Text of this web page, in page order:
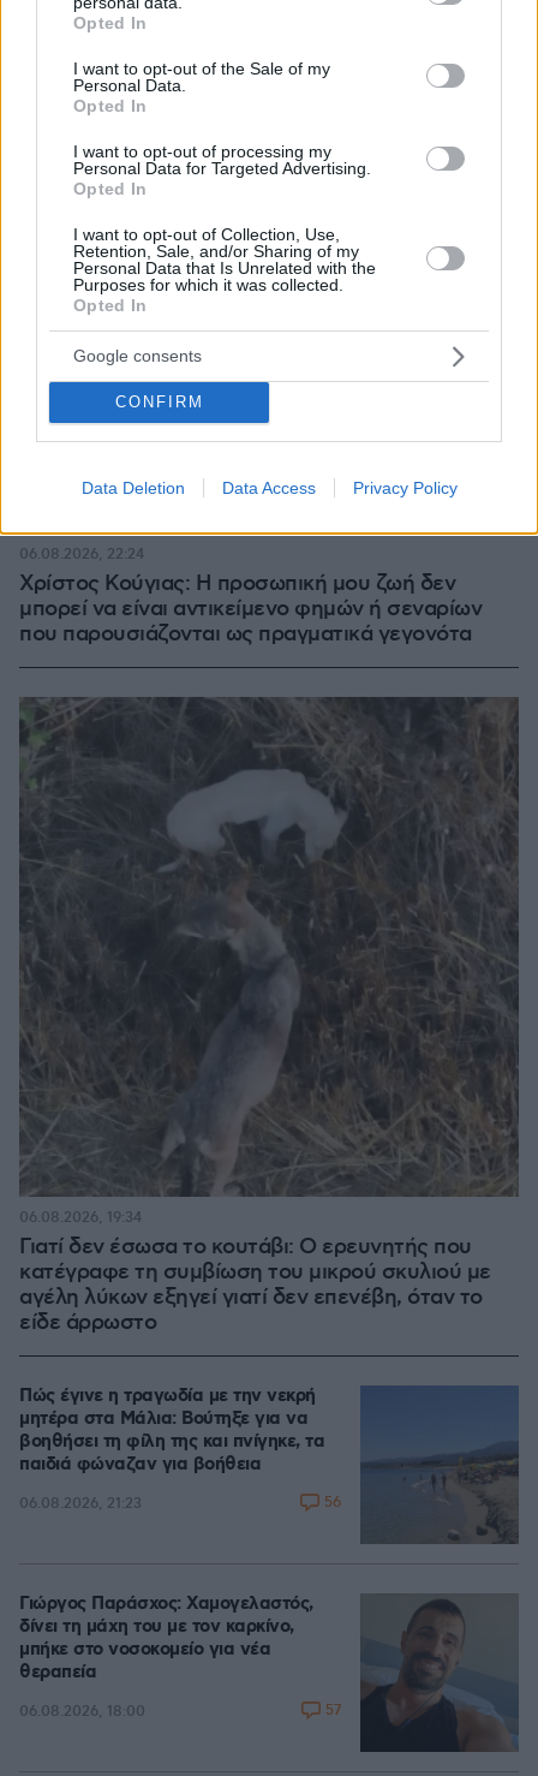
grant or deny consent to Google and its third-party tags to
use your data for below specified purposes in below Google
consent section.
Opted In
I want to opt-out of the Sale of my
Personal Data.
Opted In
I want to opt-out of processing my
Personal Data for Targeted Advertising.
Opted In
I want to opt-out of Collection, Use,
Retention, Sale, and/or Sharing of my
Personal Data that Is Unrelated with the
Purposes for which it was collected.
Opted In
Google consents
CONFIRM
Data Deletion Data Access Privacy Policy
Χρίστος Κούγιας: Η προσωπική μου ζωή δεν
μπορεί να είναι αντικείμενο φημών ή σεναρίων
που παρουσιάζονται ως πραγματικά γεγονότα
06.08.2026, 22:24
Γιατί δεν έσωσα το κουτάβι: Ο ερευνητής που
κατέγραφε τη συμβίωση του μικρού σκυλιού με
αγέλη λύκων εξηγεί γιατί δεν επενέβη, όταν το
είδε άρρωστο
06.08.2026, 19:34
Πώς έγινε η τραγωδία με την νεκρή
μητέρα στα Μάλια: Βούτηξε για να
βοηθήσει τη φίλη της και πνίγηκε, τα
παιδιά φώναζαν για βοήθεια
06.08.2026, 21:23 56
Γιώργος Παράσχος: Χαμογελαστός,
δίνει τη μάχη του με τον καρκίνο,
μπήκε στο νοσοκομείο για νέα
θεραπεία
06.08.2026, 18:00 57